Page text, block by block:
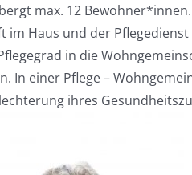
max. 12
Haus und der
in die
einer Pflege –
ihres